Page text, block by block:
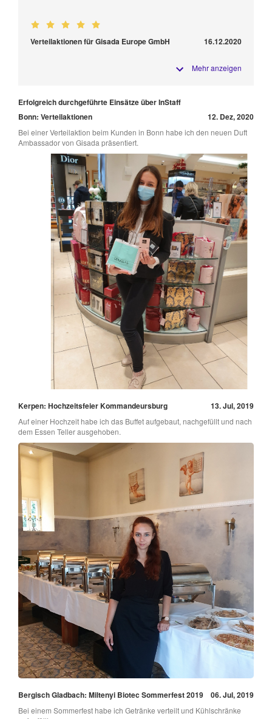
Verteilaktionen für Gisada Europe GmbH 16.12.2020
Mehr anzeigen
Erfolgreich durchgeführte Einsätze über InStaff
Bonn: Verteilaktionen
12. Dez, 2020
Bei einer Verteilaktion beim Kunden in Bonn habe ich den neuen Duft
Ambassador von Gisada präsentiert.
Kerpen: Hochzeitsfeier Kommandeursburg 13. Jul, 2019
Auf einer Hochzeit habe ich das Buffet aufgebaut, nachgefüllt und nach
dem Essen Teller ausgehoben.
Bergisch Gladbach: Miltenyi Biotec Sommerfest 2019 06. Jul, 2019
Bei einem Sommerfest habe ich Getränke verteilt und Kühlschränke